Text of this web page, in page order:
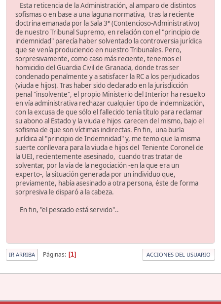
Esta reticencia de la Administración, al amparo de distintos
sofismas o en base a una laguna normativa, tras la reciente
doctrina emanada por la Sala 3ª (Contencioso-Administrativo)
de nuestro Tribunal Supremo, en relación con el "principio de
indemnidad" parecía haber solventado la controversia jurídica
que se venía produciendo en nuestro Tribunales. Pero,
sorpresivamente, como caso más reciente, tenemos el
homicidio del Guardia Civil de Granada, donde tras ser
condenado penalmente y a satisfacer la RC a los perjudicados
(viuda e hijos). Tras haber sido declarado en la jurisdicción
penal "insolvente", el propio Ministerio del Interior ha resuelto
en vía administrativa rechazar cualquier tipo de indemnización,
con la excusa de que sólo el fallecido tenía título para reclamar
su abono al Estado y la viuda e hijos carecen del mismo, bajo el
sofisma de que son víctimas indirectas. En fin, una burla
jurídica al "principio de Indemnidad" y, me temo que la misma
suerte conllevara para la viuda e hijos del Teniente Coronel de
la UEI, recientemente asesinado, cuando tras tratar de
solventar, por la vía de la negociación -en la que era un
experto-, la situación generada por un individuo que,
previamente, había asesinado a otra persona, éste de forma
sorpresiva le disparó a la cabeza.
En fin, "el pescado está servido"..
IR ARRIBA Páginas 1 ACCIONES DEL USUARIO